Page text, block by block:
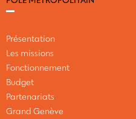
Présentation
Les missions
Fonctionnement
Budget
Partenariats
Grand Genève